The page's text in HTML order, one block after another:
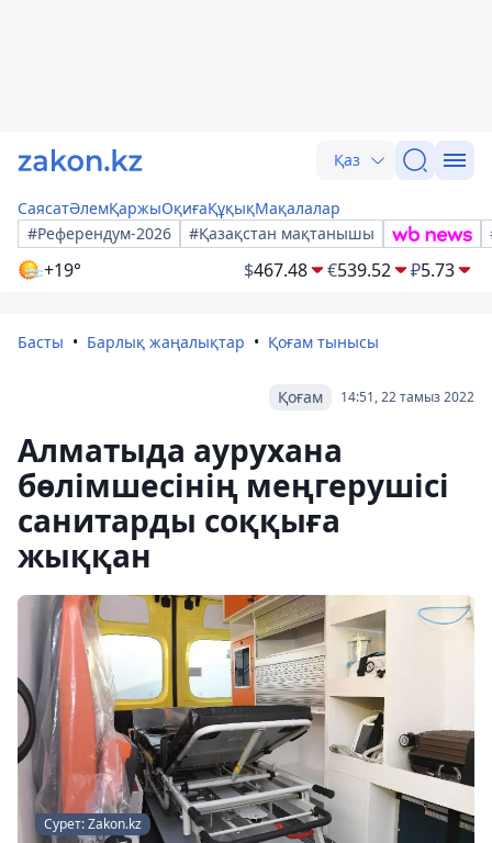
Қаз
СаясатӘлемҚаржыОқиғаҚұқықМақалалар
#Референдум-2026
#Қазақстан мақтанышы
+19° $467.48 €539.52 ₽5.73
Басты Барлық жаңалықтар Қоғам тынысы
14:51, 22 тамыз 2022
Қоғам
Алматыда аурухана
бөлімшесінің меңгерушісі
санитарды соққыға
жыққан
Сурет: Zakon.kz